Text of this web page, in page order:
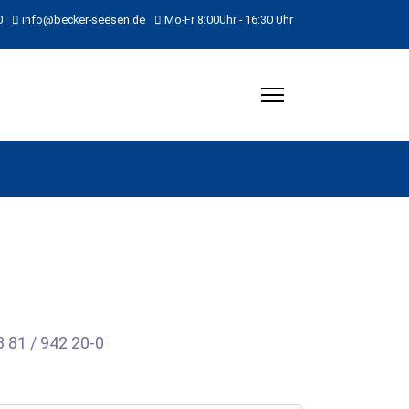
info@becker-seesen.de Mo-Fr 8:00Uhr - 16:30 Uhr
81 / 942 20-0